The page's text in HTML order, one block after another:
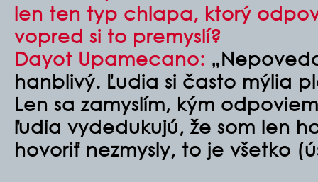
len ten typ chlapa, ktorý
vopred si to premyslí?
Dayot Upamecano:
hanblivý. Ľudia si často mýlia
Len sa zamyslím, kým
ľudia vydedukujú, že som len
hovoriť nezmysly, to je všetko